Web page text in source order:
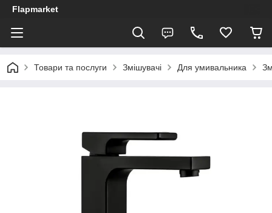
Flapmarket
Товари та послуги Змішувачі Для умивальника